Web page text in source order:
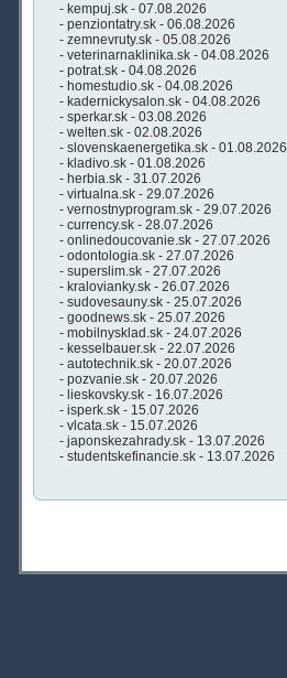
- kempuj.sk - 07.08.2026
- penziontatry.sk - 06.08.2026
- zemnevruty.sk - 05.08.2026
- veterinarnaklinika.sk - 04.08.2026
- potrat.sk - 04.08.2026
- homestudio.sk - 04.08.2026
- kadernickysalon.sk - 04.08.2026
- sperkar.sk - 03.08.2026
- welten.sk - 02.08.2026
- slovenskaenergetika.sk - 01.08.2026
- kladivo.sk - 01.08.2026
- herbia.sk - 31.07.2026
- virtualna.sk - 29.07.2026
- vernostnyprogram.sk - 29.07.2026
- currency.sk - 28.07.2026
- onlinedoucovanie.sk - 27.07.2026
- odontologia.sk - 27.07.2026
- superslim.sk - 27.07.2026
- kralovianky.sk - 26.07.2026
- sudovesauny.sk - 25.07.2026
- goodnews.sk - 25.07.2026
- mobilnysklad.sk - 24.07.2026
- kesselbauer.sk - 22.07.2026
- autotechnik.sk - 20.07.2026
- pozvanie.sk - 20.07.2026
- lieskovsky.sk - 16.07.2026
- isperk.sk - 15.07.2026
- vlcata.sk - 15.07.2026
- japonskezahrady.sk - 13.07.2026
- studentskefinancie.sk - 13.07.2026